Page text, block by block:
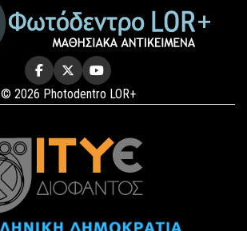
© 2026 Photodentro LOR+